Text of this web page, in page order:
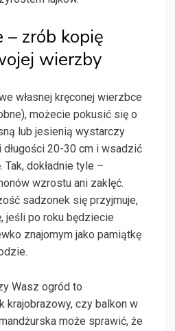
– zrób kopię
wierzby
własnej kręconej wierzbce
możecie pokusić się o
lub jesienią wystarczy
długości 20-30 cm i wsadzić
dokładnie tyle –
wzrostu ani zaklęć.
sadzonek się przyjmuje,
jeśli po roku będziecie
znajomym jako pamiątkę
Wasz ogród to
krajobrazowy, czy balkon w
może sprawić, że